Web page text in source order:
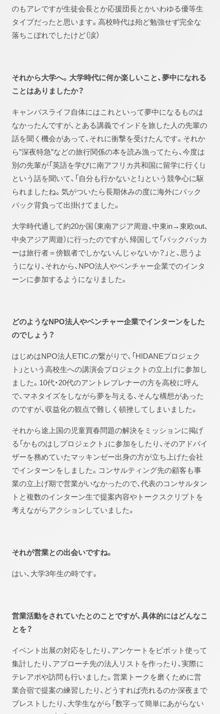
のもアレですが生徒会長とか応援団長とかいわゆる優等生
タイプだったと思います。高校時代は殆ど勉強せず完全な
落ちこぼれでしたけど（涙）
それから大学へ。大学時代に何か楽しいこと、夢中になれる
ことはありましたか？
キャンパスライフ自体にはこれといって夢中になるものは
なかったんですが、とある講義でインドを旅した人の先輩の
話を聞く機会があって、それに衝撃を受けたんです。それか
ら”深夜特急”などの旅行関係の本を読み漁ってたら、今度は
別の先輩が「英語を学びに南アフリカ共和国に留学に行く!」
という話を聞いて、「自分も行かないと！」という競争心に駆
られましたね。気がついたら長期休みの度に海外にバック
パック背負って出掛けてました。
大学時代通して約20か国（東南アジア周遊、中東in→東欧out、
中央アジア周遊）に行ったのですが、帰国して「バックパッカ
ーは旅行者＝傍観者でしかないんじゃないか？」と、思うよ
うになり、それから、NPO法人やベンチャー企業でのインタ
ーンに参加するようになりました。
どのようなNPO法人やベンチャー企業でインターンをした
のでしょう？
はじめはNPO法人ETIC.の繋がりで、「HIDANEプロジェク
ト」という高校生への講演会プロジェクトの立上げに参加し
ました。10代・20代のアントレプレナーの方を高校に呼ん
で、マネタイズをしながら夢を与える、そんな構想があった
のですが、収益化の観点で難しく頓挫してしまいました。
それから途上国の児童買春問題の解決をミッションに掲げ
る「かものはしプロジェクト」に参加をしたり、そのアドバイ
ザーを務めていたマッキンゼー出身の方が立ち上げた会社
でインターンをしました。コンサルティング先の顧客も事
業の立上げ期で営業がいなかったので、代表のコンサルタン
トと複数のインターン生で提案内容やトークスクリプトを
考えながらアクションしていました。
それが営業との出会いですね。
はい、大学3年生の時です。
営業活動をされていたとのことですが、具体的にはどんなこ
とを？
イベント出展の対応をしたり、アンケートをピボット使って
集計したり、アプローチ先の法人リストを作ったり、実際に
テレアポや訪問も行いました。営業トークを磨くために営
業合宿で提案の練習したり、どうすれば売れるのか深夜まで
ブレストしたり、大学生ながら「数字って簡単にあがらない